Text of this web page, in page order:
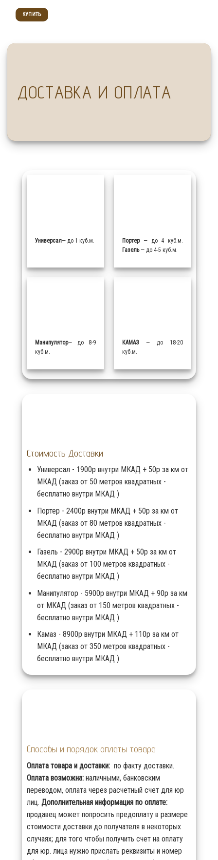
КУПИТЬ
странице
ДОСТАВКА И ОПЛАТА
Универсал— до 1 куб.м. Портер — до 4 куб.м.
Газель— до 4-5 куб.м.
Манипулятор— до 8-9
куб.м.
КАМАЗ— до 18-20
куб.м.
Стоимость Доставки
Универсал - 1900р внутри МКАД + 50р за км от
МКАД (заказ от 50 метров квадратных -
бесплатно внутри МКАД )
Портер - 2400р внутри МКАД + 50р за км от
МКАД (заказ от 80 метров квадратных -
бесплатно внутри МКАД )
Газель - 2900р внутри МКАД + 50р за км от
МКАД (заказ от 100 метров квадратных -
бесплатно внутри МКАД )
Манипулятор - 5900р внутри МКАД + 90р за км
от МКАД (заказ от 150 метров квадратных -
бесплатно внутри МКАД )
Камаз - 8900р внутри МКАД + 110р за км от
МКАД (заказ от 350 метров квадратных -
бесплатно внутри МКАД )
Способы и порядок оплаты товара
Оплата товара и доставки: по факту доставки.
Оплата возможна: наличными, банковским
переводом, оплата через расчетный счет для юр
лиц. Дополнительная информация по оплате:
продавец может попросить предоплату в размере
стоимости доставки до получателя в некоторых
случаях; для того чтобы получить счет на оплату
для юр. лица нужно прислать реквизиты и номер